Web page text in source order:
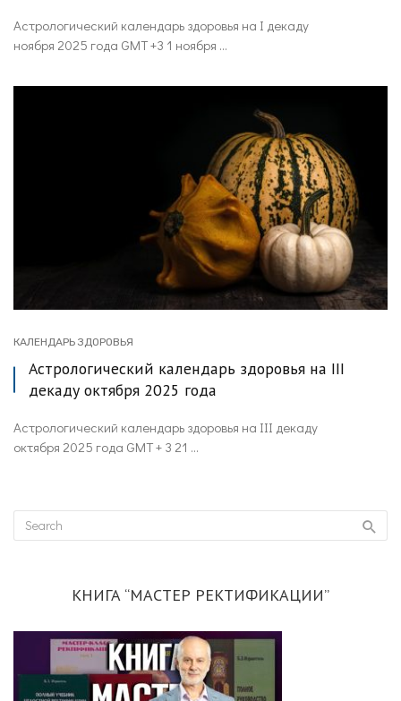
Астрологический календарь здоровья на I декаду
ноября 2025 года GMT +3 1 ноября ...
КАЛЕНДАРЬ ЗДОРОВЬЯ
Астрологический календарь здоровья на III
декаду октября 2025 года
Астрологический календарь здоровья на III декаду
октября 2025 года GMT + 3 21 ...
КНИГА “МАСТЕР РЕКТИФИКАЦИИ”